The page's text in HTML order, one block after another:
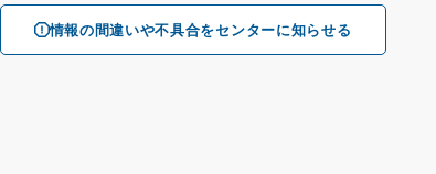
情報の間違いや不具合をセンターに知らせる